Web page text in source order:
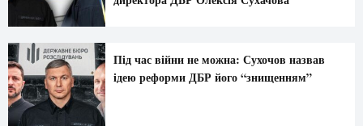
Під час війни не можна: Сухочов назвав
ідею реформи ДБР його “знищенням”